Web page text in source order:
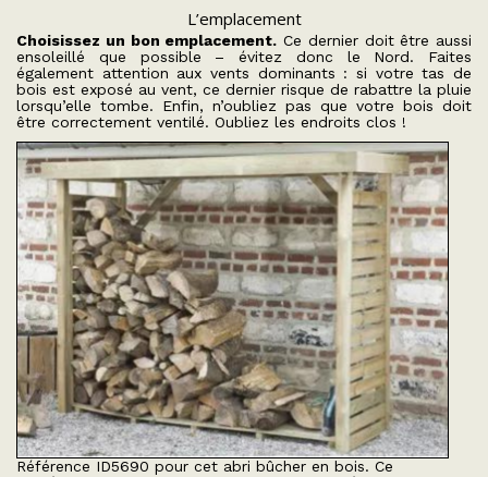
L’emplacement
Choisissez un bon emplacement. Ce dernier doit être aussi
ensoleillé que possible – évitez donc le Nord. Faites
également attention aux vents dominants : si votre tas de
bois est exposé au vent, ce dernier risque de rabattre la pluie
lorsqu’elle tombe. Enfin, n’oubliez pas que votre bois doit
être correctement ventilé. Oubliez les endroits clos !
Référence ID5690 pour cet abri bûcher en bois. Ce